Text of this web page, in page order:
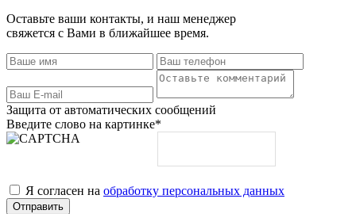
Оставьте ваши контакты, и наш менеджер
свяжется с Вами в ближайшее время.
Защита от автоматических сообщений
Введите слово на картинке*
Я согласен на обработку персональных данных